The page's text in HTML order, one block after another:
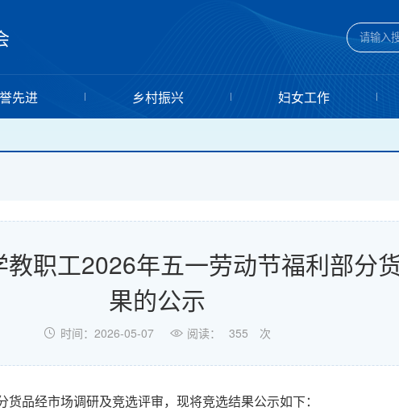
先进 乡村振兴 妇女工作
职工2026年五一劳动节福利部分
果的公示
时间：2026-05-07 阅读： 355 次
品经市场调研及竞选评审，现将竞选结果公示如下：